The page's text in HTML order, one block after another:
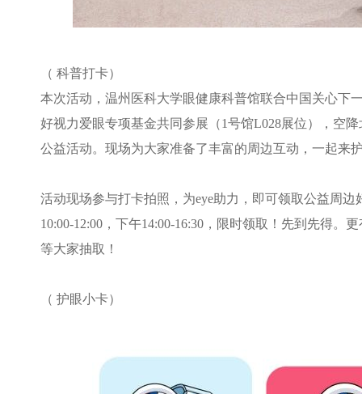
（ 科普打卡）
本次活动，温州医科大学眼健康科普馆联合中国关心下
好视力爱眼专项基金共同参展（1号馆L028展位），空
公益活动。现场为大家准备了丰富的周边互动，一起来
活动现场参与打卡拍照，为eye助力，即可领取公益周边
10:00-12:00 ，下午14:00-16:30 ，限时领取！先到先得。
等大家抽取！
（ 护眼小卡）